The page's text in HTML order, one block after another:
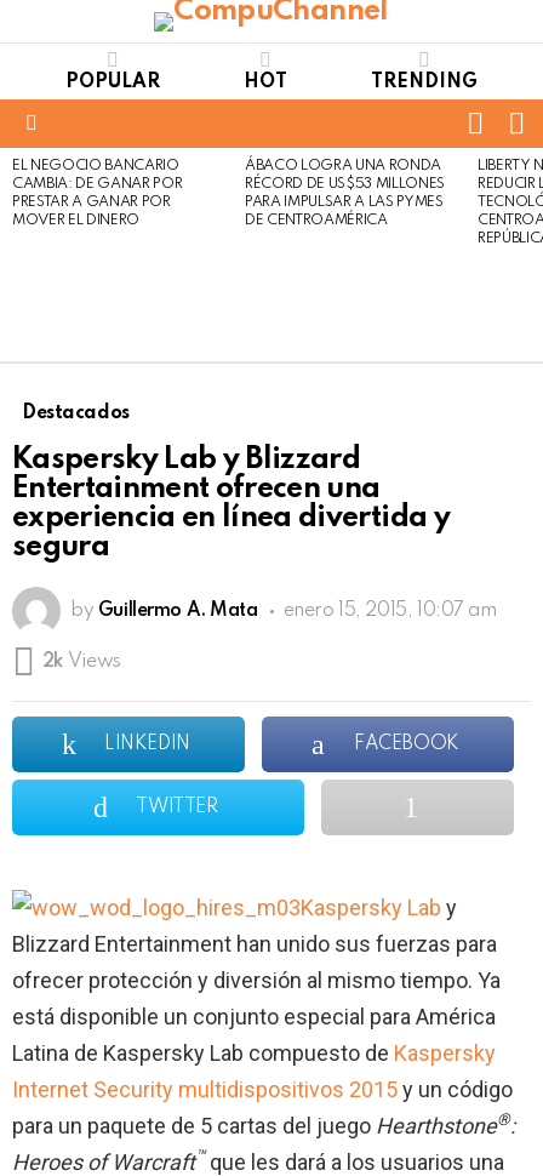
POPULAR HOT TRENDING
LATEST
STORIES
EL NEGOCIO BANCARIO
CAMBIA: DE GANAR POR
PRESTAR A GANAR POR
MOVER EL DINERO
Not
Safe
For
Click
to
view
ÁBACO LOGRA UNA RONDA
RÉCORD DE US$53 MILLONES
PARA IMPULSAR A LAS PYMES
DE CENTROAMÉRICA
LIBERTY
REDUCIR
Destacados
Kaspersky Lab y Blizzard
Entertainment ofrecen una
experiencia en línea divertida y
segura
by Guillermo A. Mata enero 15, 2015, 10:07 am
2k Views
LINKEDIN FACEBOOK
TWITTER
Kaspersky Lab y
Blizzard Entertainment han unido sus fuerzas para
ofrecer protección y diversión al mismo tiempo. Ya
está disponible un conjunto especial para América
Latina de Kaspersky Lab compuesto de Kaspersky
Internet Security multidispositivos 2015y un código
para un paquete de 5 cartas del juego Hearthstone®:
Heroes of Warcraft™ que les dará a los usuarios una